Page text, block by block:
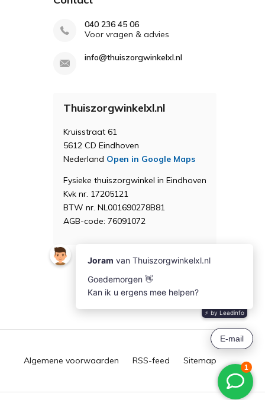
040 236 45 06
Voor vragen & advies
info@thuiszorgwinkelxl.nl
Thuiszorgwinkelxl.nl
Kruisstraat 61
5612 CD Eindhoven
Nederland Open in Google Maps
Fysieke thuiszorgwinkel in Eindhoven
Kvk nr. 17205121
BTW nr. NL001690278B81
AGB-code: 76091072
Algemene voorwaarden RSS-feed Sitemap